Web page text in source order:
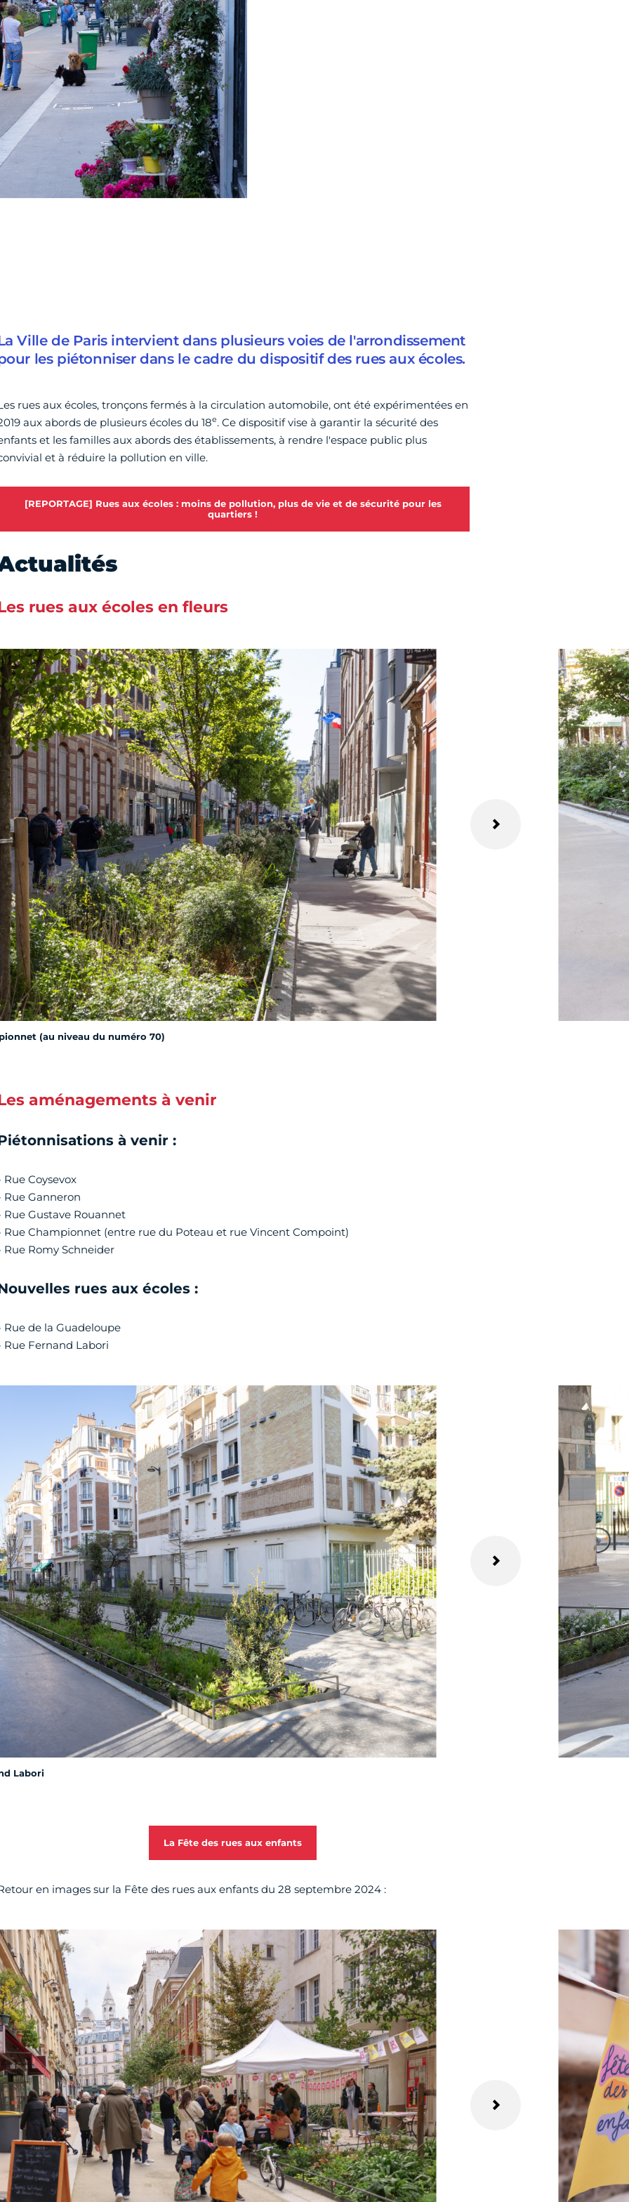
Ville de Paris intervient dans plusieurs voies de l'arrondissement
les piétonniser dans le cadre du dispositif des rues aux écoles.
rues aux écoles, tronçons fermés à la circulation automobile, ont été expérimentées en
aux abords de plusieurs écoles du 18e. Ce dispositif vise à garantir la sécurité des
et les familles aux abords des établissements, à rendre l'espace public plus
et à réduire la pollution en ville.
[REPORTAGE] Rues aux écoles : moins de pollution, plus de vie et de sécurité pour les
quartiers !
rues aux écoles en fleurs
(au niveau du numéro 70)
aménagements à venir
à venir :
Rue Coysevox
Rue Ganneron
Rue Gustave Rouannet
Rue Championnet (entre rue du Poteau et rue Vincent Compoint)
Rue Romy Schneider
rues aux écoles :
Rue de la Guadeloupe
Rue Fernand Labori
Labori
La Fête des rues aux enfants
en images sur la Fête des rues aux enfants du 28 septembre 2024 :